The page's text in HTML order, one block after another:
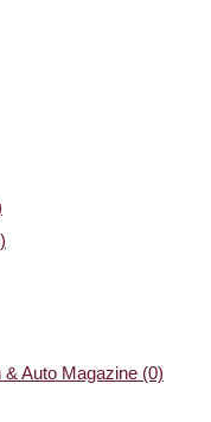
Auto Magazine (0)